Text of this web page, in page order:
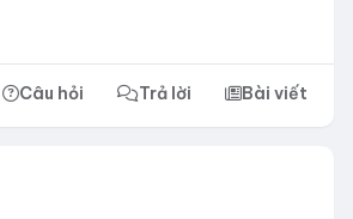
Câu hỏi Trả lời Bài viết